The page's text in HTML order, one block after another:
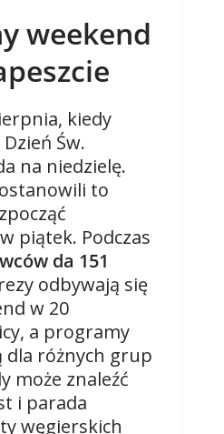
weekend
kiedy
Św.
na niedzielę.
to
piątek. Podczas
da 151
odbywają się
w 20
a programy
dla różnych grup
może znaleźć
i parada
węgierskich